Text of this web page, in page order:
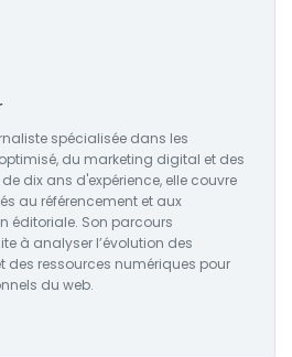
spécialisée dans les
du marketing digital et des
de dix ans d'expérience, elle couvre
au référencement et aux
éditoriale. Son parcours
à analyser l’évolution des
des ressources numériques pour
du web.